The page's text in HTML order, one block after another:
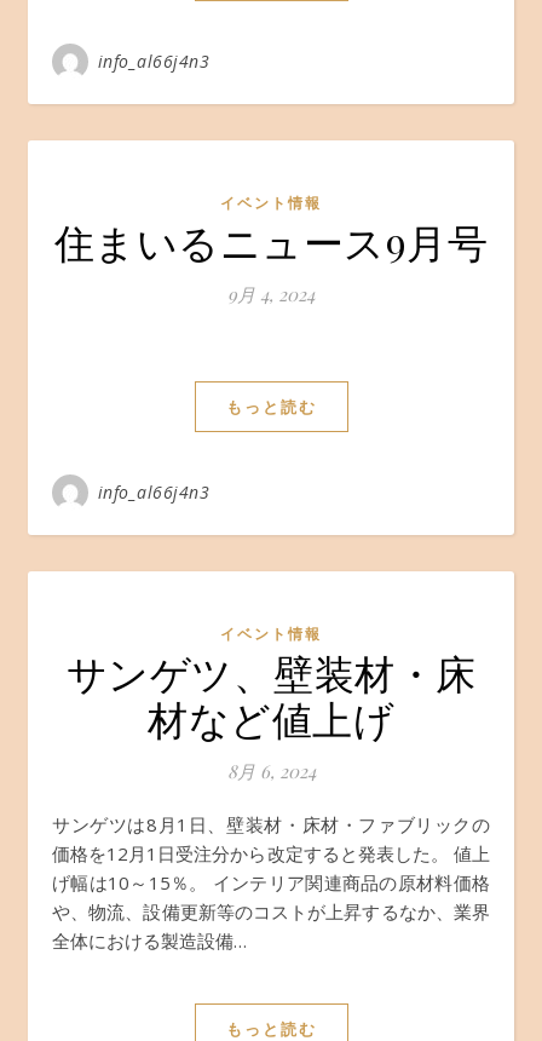
info_al66j4n3
イベント情報
住まいるニュース9月号
9月 4, 2024
もっと読む
info_al66j4n3
イベント情報
サンゲツ、壁装材・床
材など値上げ
8月 6, 2024
サンゲツは8月1日、壁装材・床材・ファブリックの
価格を12月1日受注分から改定すると発表した。 値上
げ幅は10～15％。 インテリア関連商品の原材料価格
や、物流、設備更新等のコストが上昇するなか、業界
全体における製造設備…
もっと読む